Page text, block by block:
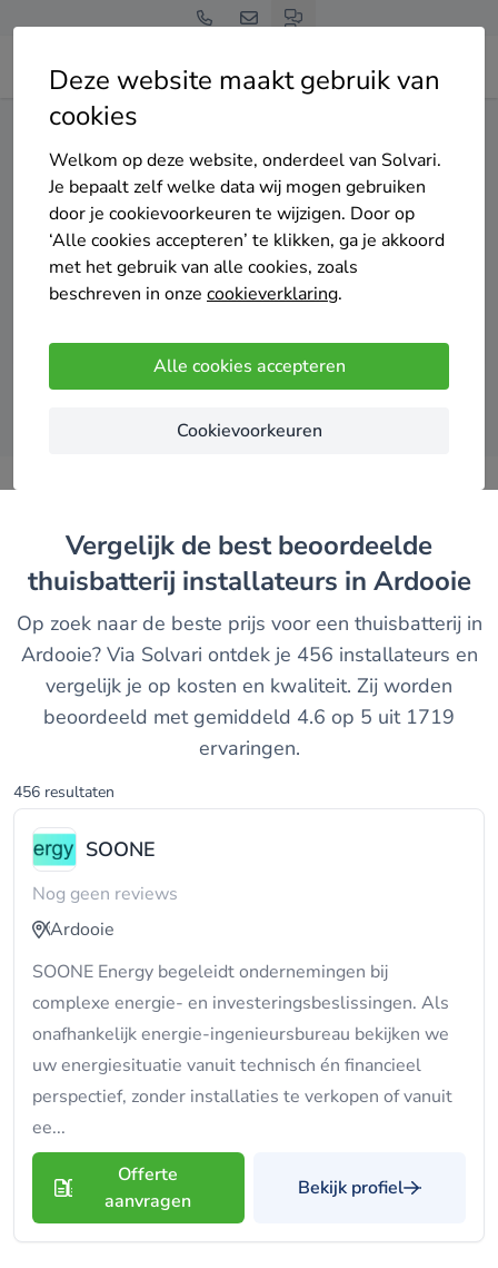
Deze website maakt gebruik van
cookies
Welkom op deze website, onderdeel van Solvari.
Je bepaalt zelf welke data wij mogen gebruiken
door je cookievoorkeuren te wijzigen. Door op
‘Alle cookies accepteren’ te klikken, ga je akkoord
met het gebruik van alle cookies, zoals
beschreven in onze cookieverklaring.
Alle cookies accepteren
Cookievoorkeuren
Home Thuisbatterij
Gratis en vrijblijvend
Top 20 thuisbatterij
installateurs in Ardooie
Vergelijk offertes
Vergelijk de best beoordeelde
thuisbatterij installateurs in Ardooie
Op zoek naar de beste prijs voor een thuisbatterij in
Ardooie? Via Solvari ontdek je 456 installateurs en
vergelijk je op kosten en kwaliteit. Zij worden
beoordeeld met gemiddeld 4.6 op 5 uit 1719
ervaringen.
456 resultaten
SOONE
Nog geen reviews
Ardooie
SOONE Energy begeleidt ondernemingen bij
complexe energie- en investeringsbeslissingen. Als
onafhankelijk energie-ingenieursbureau bekijken we
uw energiesituatie vanuit technisch én financieel
perspectief, zonder installaties te verkopen of vanuit
ee...
Offerte
aanvragen
Bekijk profiel